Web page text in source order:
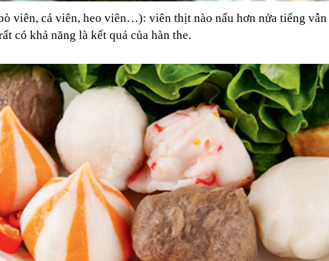
viên, cá viên, heo viên…): viên thịt nào nấu hơn nửa tiếng vẫn
có khả năng là kết quả của hàn the.